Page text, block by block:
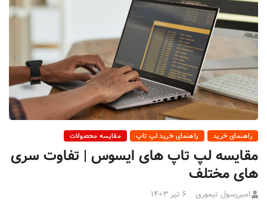
راهنمای خرید راهنمای خرید لپ تاپ مقایسه محصولات
مقایسه لپ تاپ های ایسوس | تفاوت سری
های مختلف
امیررسول تیموری ۶ تیر ۱۴۰۳